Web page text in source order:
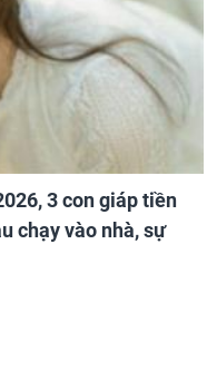
3 con giáp tiền
chạy vào nhà, sự